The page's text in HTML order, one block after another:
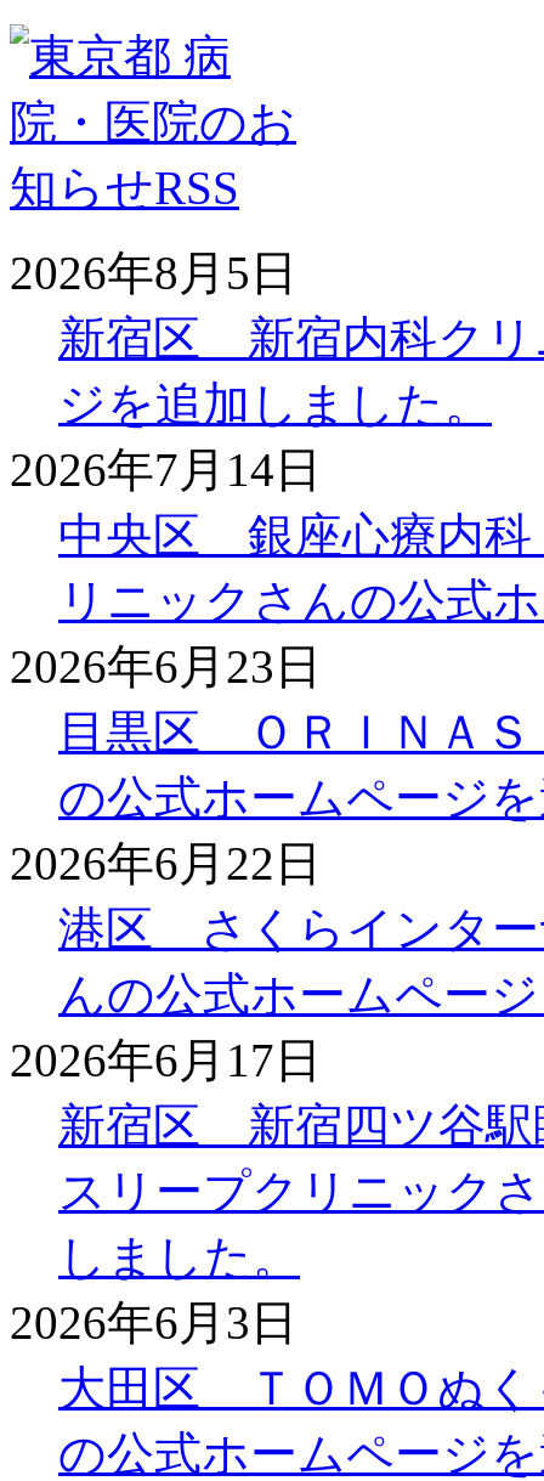
2026年8月5日
新宿区 新宿内科クリ
ジを追加しました。
2026年7月14日
中央区 銀座心療内科
リニックさんの公式
2026年6月23日
目黒区 ＯＲＩＮＡ
の公式ホームページ
2026年6月22日
港区 さくらインター
んの公式ホームペー
2026年6月17日
新宿区 新宿四ツ谷駅
スリープクリニック
しました。
2026年6月3日
大田区 ＴＯＭＯぬく
の公式ホームページ